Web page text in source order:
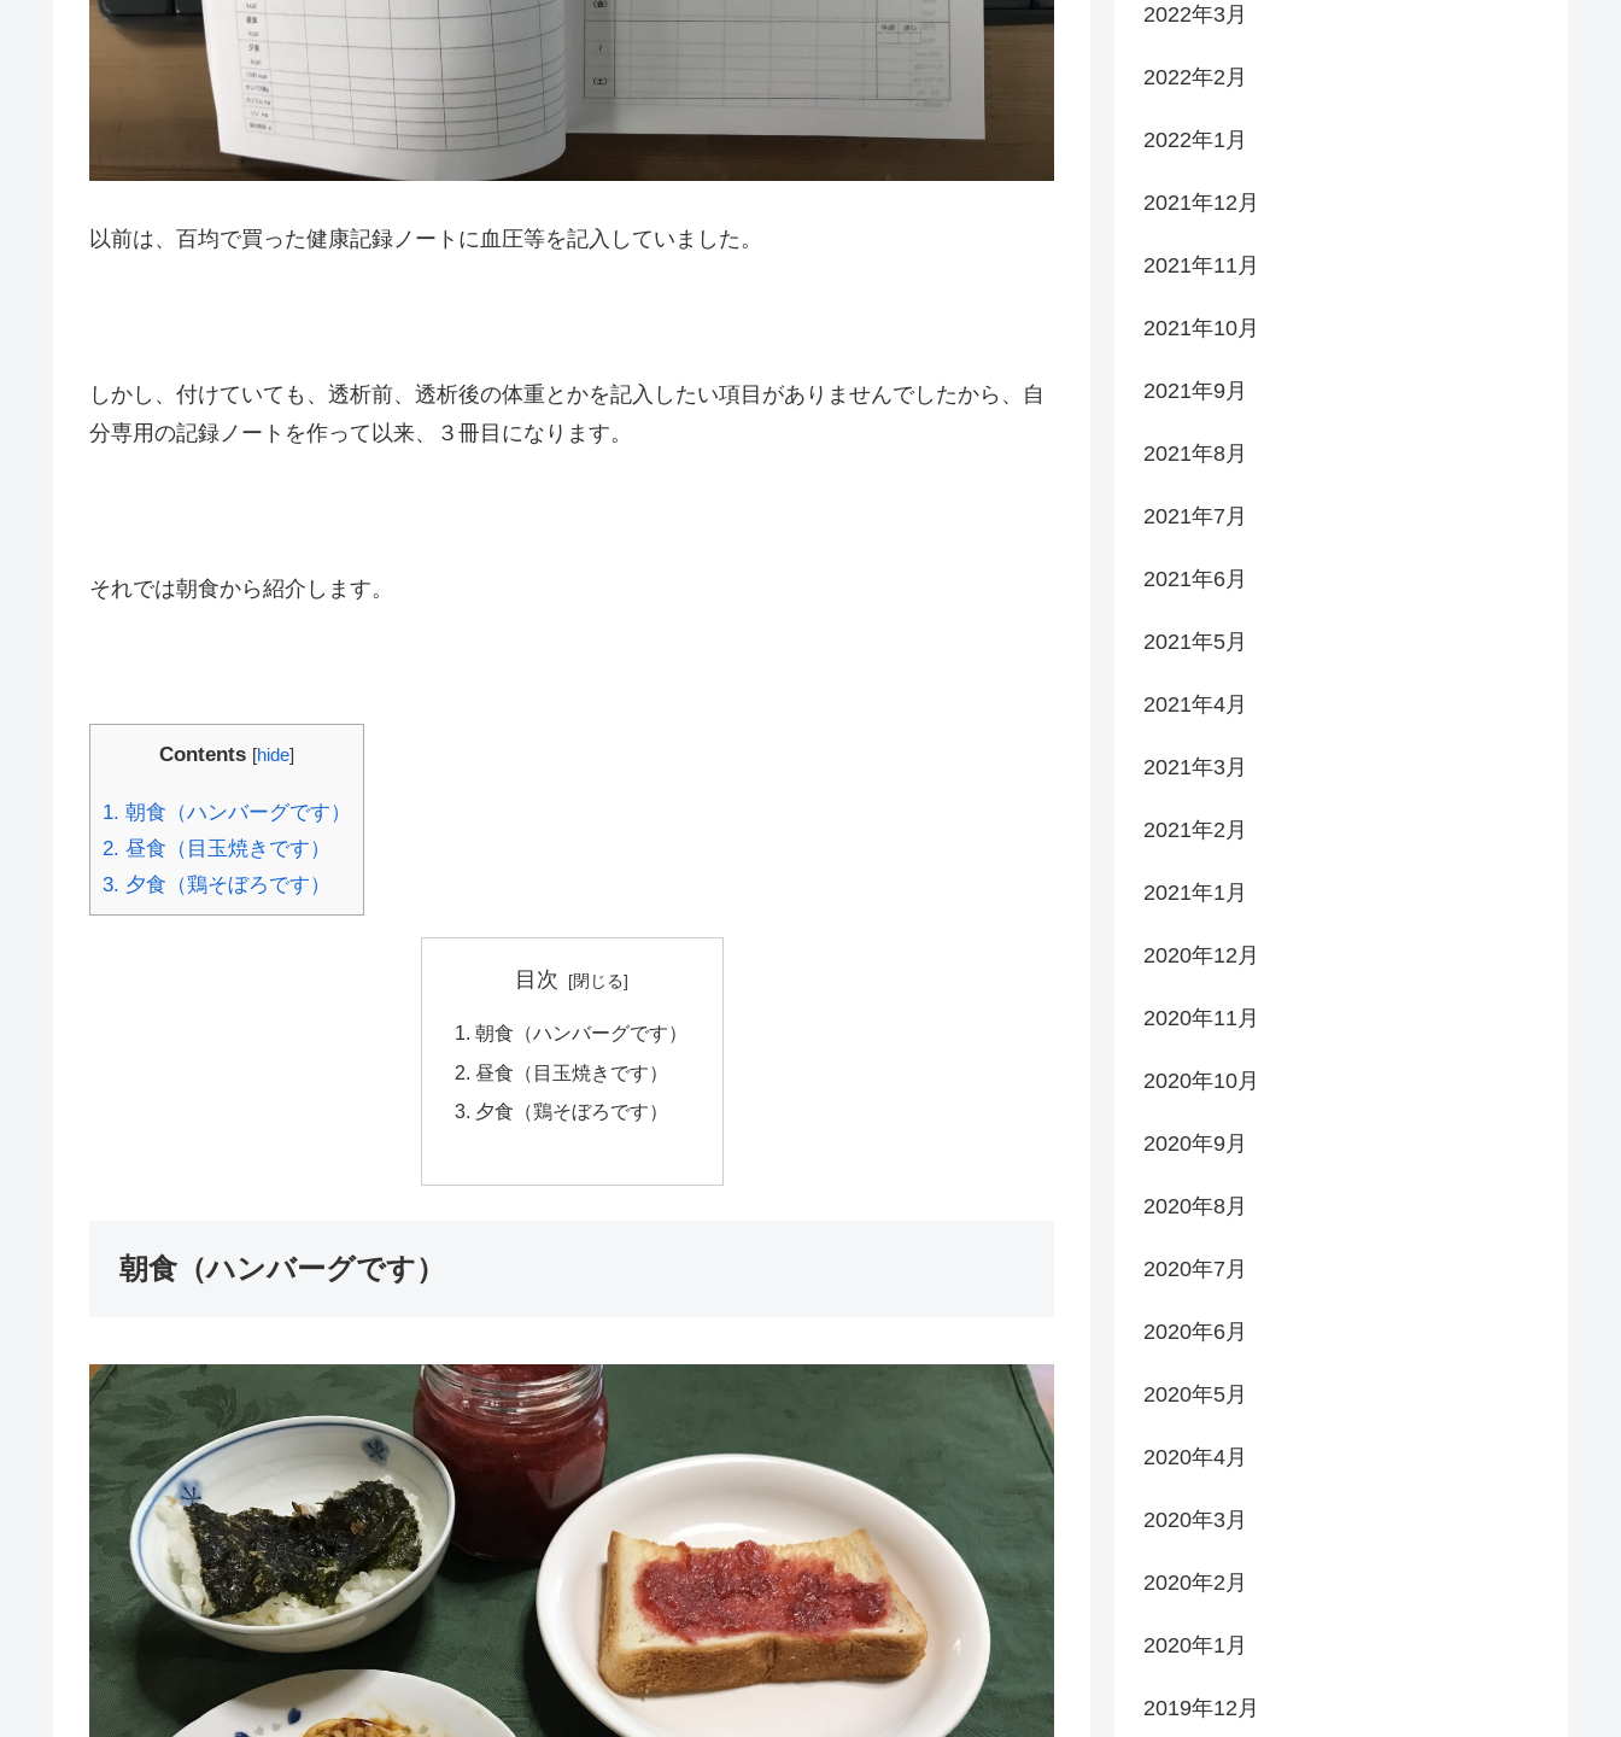
以前は、百均で買った健康記録ノートに血圧等を記入していました。
しかし、付けていても、透析前、透析後の体重とかを記入したい項目がありませんでしたから、自
分専用の記録ノートを作って以来、３冊目になります。
それでは朝食から紹介します。
Contents [hide]
1. 朝食（ハンバーグです）
2. 昼食（目玉焼きです）
3. 夕食（鶏そぼろです）
目次
朝食（ハンバーグです）
昼食（目玉焼きです）
夕食（鶏そぼろです）
朝食（ハンバーグです）
2022年3月
2022年2月
2022年1月
2021年12月
2021年11月
2021年10月
2021年9月
2021年8月
2021年7月
2021年6月
2021年5月
2021年4月
2021年3月
2021年2月
2021年1月
2020年12月
2020年11月
2020年10月
2020年9月
2020年8月
2020年7月
2020年6月
2020年5月
2020年4月
2020年3月
2020年2月
2020年1月
2019年12月